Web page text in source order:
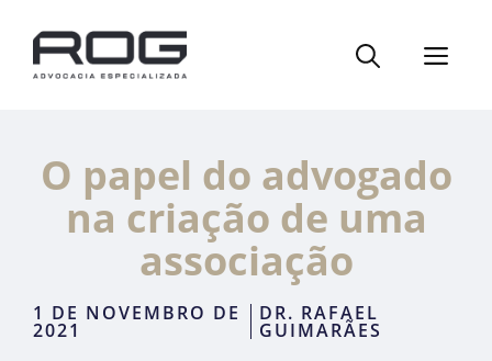
para
O papel do advogado
na criação de uma
associação
1 DE NOVEMBRO DE
2021
DR. RAFAEL
GUIMARÃES